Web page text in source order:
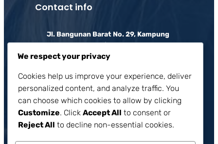
Contact info
Jl. Bangunan Barat No. 29, Kampung
Ambon, Kayu Putih, Kecamatan Pulo
Gadung, Kota Jakarta Timur, D.K.I.
Phone : (+62) 821-8486-4263
Email :
smk_fransiskus1@yahoo.co.id
We respect your privacy
Cookies help us improve your experience, deliver
personalized content, and analyze traffic. You
can choose which cookies to allow by clicking
Customize. Click Accept All to consent or
Reject All to decline non-essential cookies.